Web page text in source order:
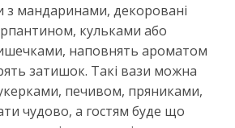
з мандаринами, декоровані
кульками або
наповнять ароматом
затишок. Такі вази можна
печивом, пряниками,
чудово, а гостям буде що